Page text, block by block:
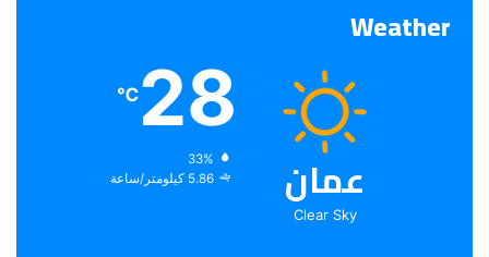
Weather
عمان
Clear Sky
28
℃
الرطوبة:
الرياح:5.86 كيلومتر/ساعة